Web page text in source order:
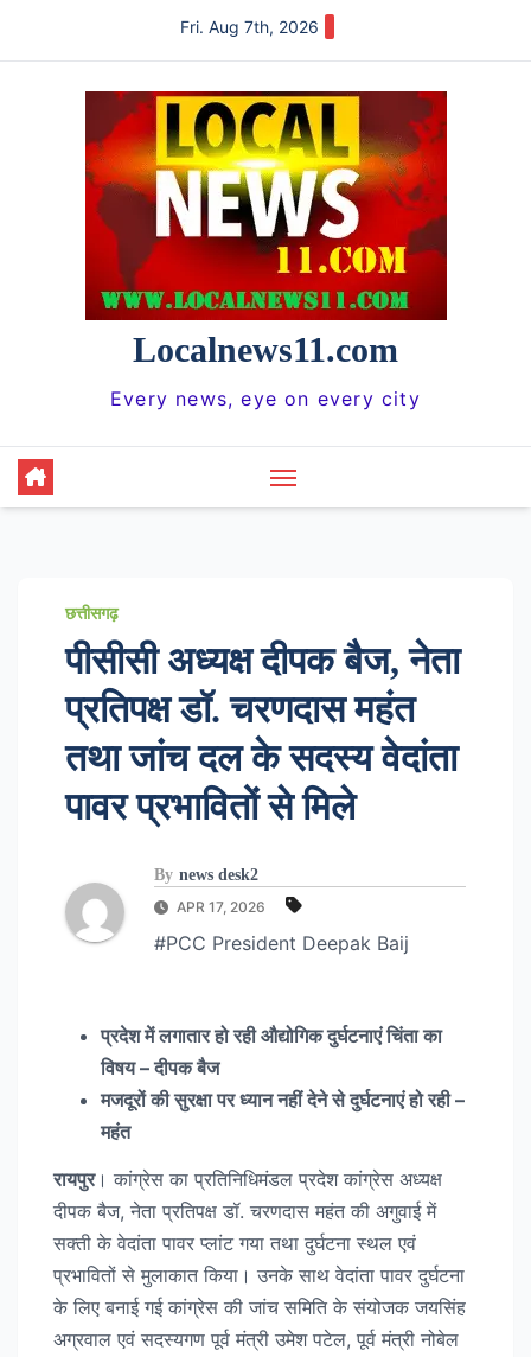
Fri. Aug 7th, 2026
Localnews11.com
Every news, eye on every city
छत्तीसगढ़
पीसीसी अध्यक्ष दीपक बैज, नेता
प्रतिपक्ष डॉ. चरणदास महंत
तथा जांच दल के सदस्य वेदांता
पावर प्रभावितों से मिले
By news desk2
APR 17, 2026
#PCC President Deepak Baij
प्रदेश में लगातार हो रही औद्योगिक दुर्घटनाएं चिंता का
विषय – दीपक बैज
मजदूरों की सुरक्षा पर ध्यान नहीं देने से दुर्घटनाएं हो रही –
महंत
रायपुर। कांग्रेस का प्रतिनिधिमंडल प्रदेश कांग्रेस अध्यक्ष
दीपक बैज, नेता प्रतिपक्ष डॉ. चरणदास महंत की अगुवाई में
सक्ती के वेदांता पावर प्लांट गया तथा दुर्घटना स्थल एवं
प्रभावितों से मुलाकात किया। उनके साथ वेदांता पावर दुर्घटना
के लिए बनाई गई कांग्रेस की जांच समिति के संयोजक जयसिंह
अग्रवाल एवं सदस्यगण पूर्व मंत्री उमेश पटेल, पूर्व मंत्री नोबेल